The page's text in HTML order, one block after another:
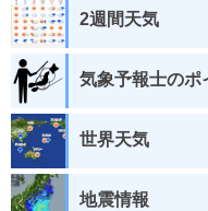
2週間天気
気象予報士のポ
世界天気
地震情報